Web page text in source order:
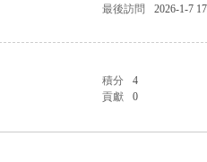
最後訪問
2026-1-7
積分
4
貢獻 0